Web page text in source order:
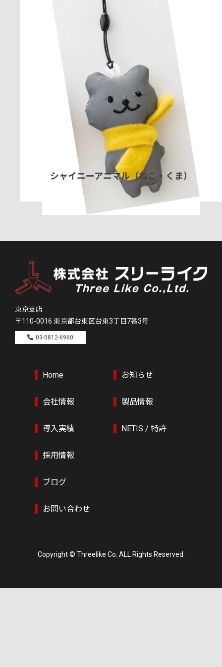
シャイニーアニマル（ねこ・くま）
東京支店
〒110-0016 東京都台東区台東3丁目7番3号
03-5812-6960
Home お知らせ
会社情報 製品情報
導入実績 NETIS / 特許
採用情報
ブログ
お問い合わせ
Copyright © Threelike Co. ALL Rights Reserved.